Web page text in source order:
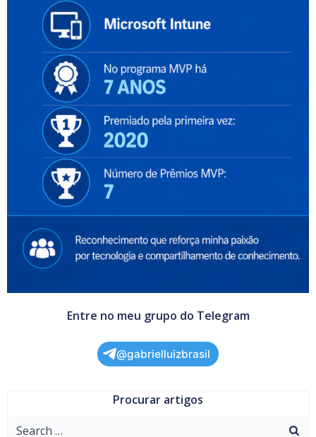
Entre no meu grupo do Telegram
@gabrielluizbrasil
Procurar artigos
Search